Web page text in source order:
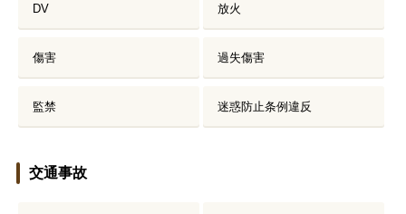
刑事事件について
DV 放火
傷害 過失傷害
監禁 迷惑防止条例違反
交通事故